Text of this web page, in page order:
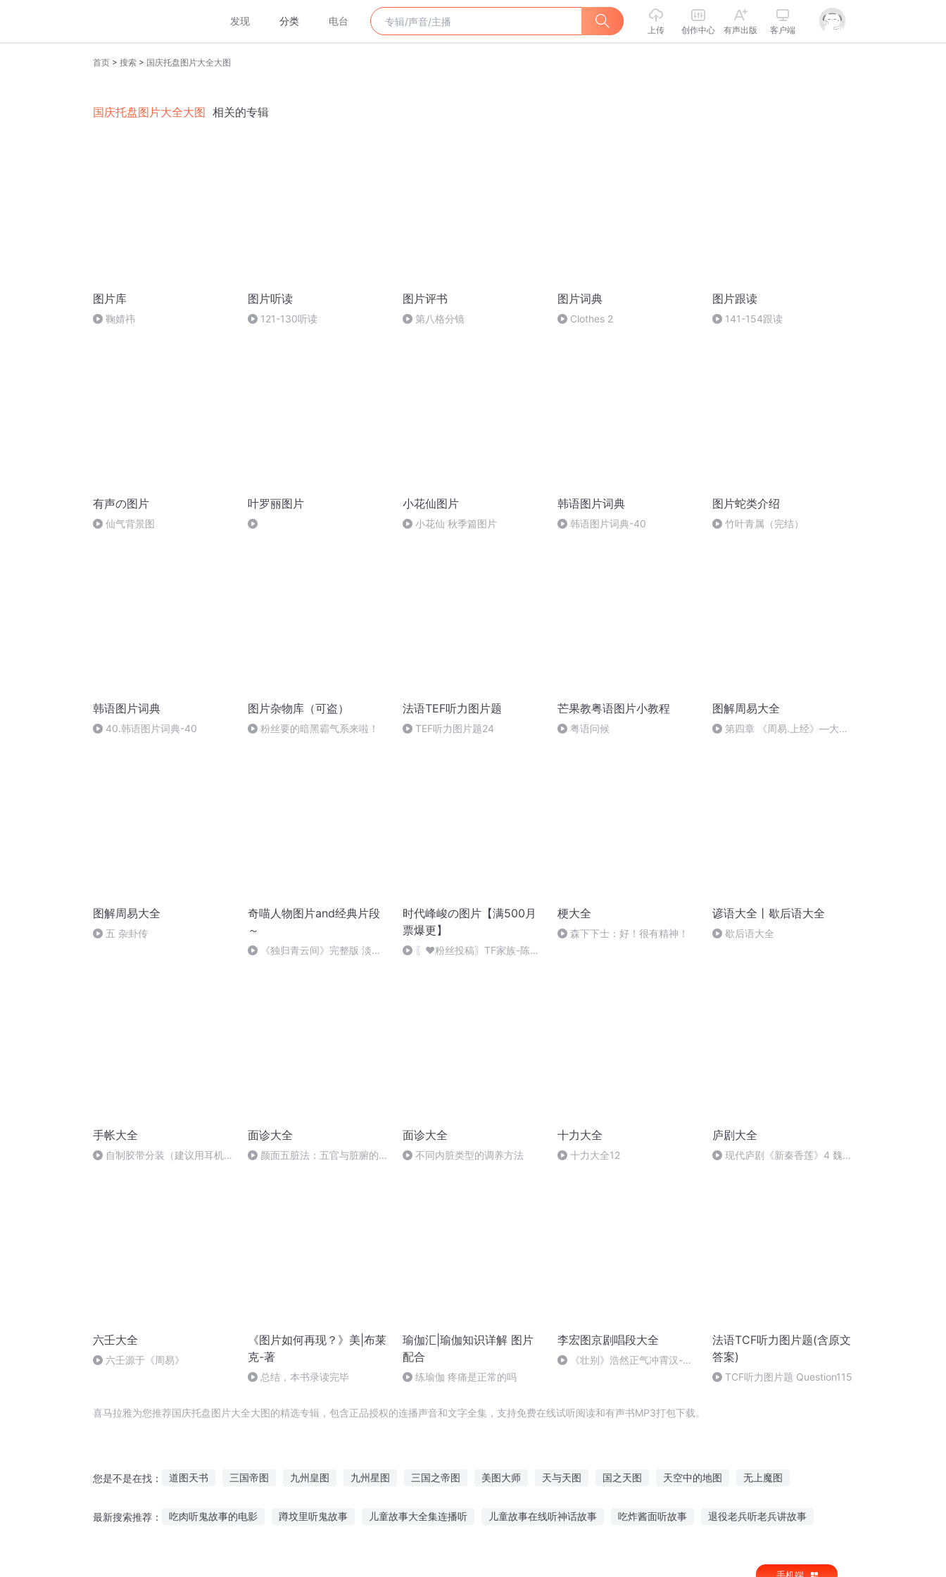
发现 分类 电台
上传 创作中心 有声出版 客户端
首页 > 搜索 > 国庆托盘图片大全大图
国庆托盘图片大全大图 相关的专辑
图片库
鞠婧祎
图片听读
121-130听读
图片评书
第八格分镜
图片词典
Clothes 2
图片跟读
141-154跟读
有声の图片
仙气背景图
叶罗丽图片 小花仙图片
小花仙 秋季篇图片
韩语图片词典
韩语图片词典-40
图片蛇类介绍
竹叶青属（完结）
韩语图片词典
40.韩语图片词典-40
图片杂物库（可盗）
粉丝要的暗黑霸气系来啦！
法语TEF听力图片题
TEF听力图片题24
芒果教粤语图片小教程
粤语问候
图解周易大全
第四章 《周易.上经》—大畜
图解周易大全
五 杂卦传
奇喵人物图片and经典片段
～
《独归青云间》完整版 淡淡
时代峰峻の图片【满500月
票爆更】
〖❤️粉丝投稿〗TF家族-陈思
梗大全
森下下士：好！很有精神！
谚语大全丨歇后语大全
歇后语大全
手帐大全
自制胶带分装（建议用耳机观
面诊大全
颜面五脏法：五官与脏腑的对
面诊大全
不同内脏类型的调养方法
十力大全
十力大全12
庐剧大全
现代庐剧《新秦香莲》4 魏晓
六壬大全
六壬源于《周易》
《图片如何再现？》美|布莱
克-著
总结，本书录读完毕
瑜伽汇|瑜伽知识详解 图片
配合
练瑜伽 疼痛是正常的吗
李宏图京剧唱段大全
《壮别》浩然正气冲霄汉-李
法语TCF听力图片题(含原文
答案)
TCF听力图片题 Question115
喜马拉雅为您推荐国庆托盘图片大全大图的精选专辑，包含正品授权的连播声音和文字全集，支持免费在线试听阅读和有声书MP3打包下载。
您是不是在找： 道图天书 三国帝图 九州皇图 九州星图 三国之帝图 美图大师 天与天图 国之天图 天空中的地图 无上魔图
最新搜索推荐： 吃肉听鬼故事的电影 蹲坟里听鬼故事 儿童故事大全集连播听 儿童故事在线听神话故事 吃炸酱面听故事 退役老兵听老兵讲故事